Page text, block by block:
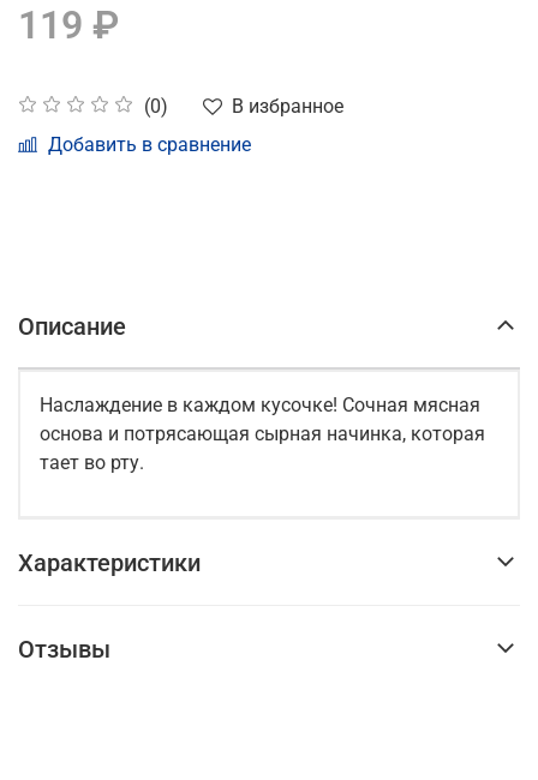
(0)
В избранное
Добавить в сравнение
119 ₽
Описание
Наслаждение в каждом кусочке! Сочная мясная
основа и потрясающая сырная начинка, которая
тает во рту.
Характеристики
Отзывы